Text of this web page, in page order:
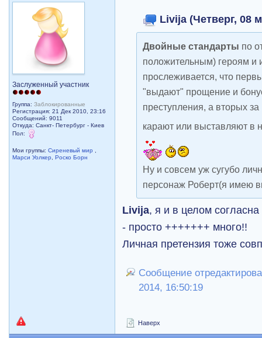
Заслуженный участник
Группа:Заблокированные
Регистрация: 21 Дек 2010, 23:16
Сообщений: 9011
Откуда: Санкт- Петербург - Киев
Пол:
Мои группы:Сиреневый мир
Марси Уолкер
,Роско Борн
Livija (Четверг, 08
Двойные стандарты по
положительным) героям и
прослеживается, что
"выдают" прощение и
преступления, а вторых
карают или выставляют в
Ну и совсем уж сугубо
персонаж Роберт(я имею
Livija, я и в целом
- просто +++++++ много!!
Личная претензия тоже
Сообщение
2014, 16:50:19
Наверх